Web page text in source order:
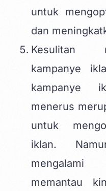
untuk
dan
Kesulitan
kampanye
kampanye
menerus
untuk
iklan.
memantau